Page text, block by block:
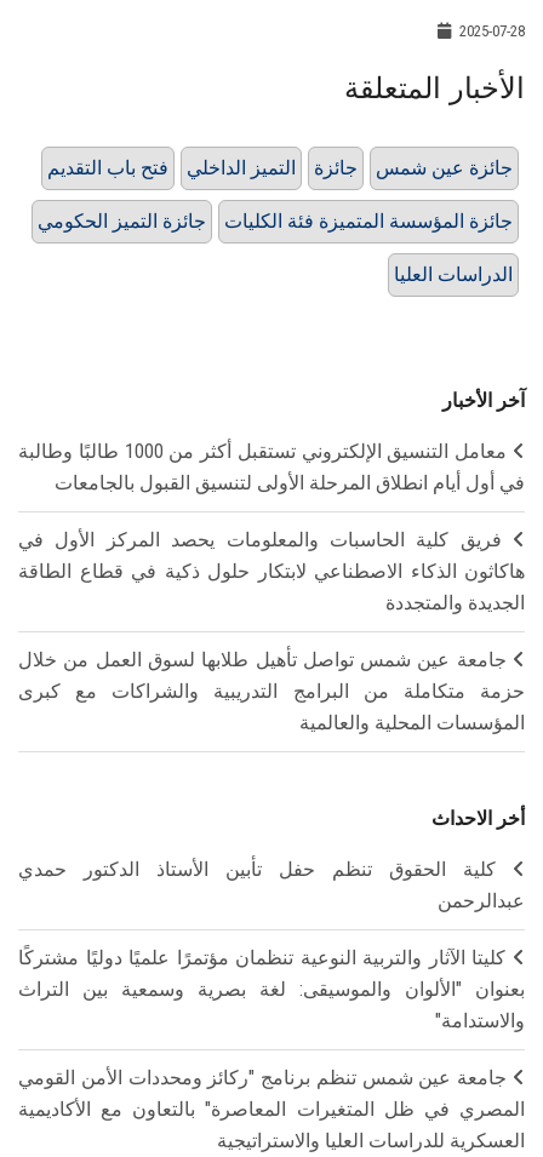
2025-07-28
الأخبار المتعلقة
فتح باب التقديم التميز الداخلي جائزة جائزة عين شمس
جائزة التميز الحكومي جائزة المؤسسة المتميزة فئة الكليات
الدراسات العليا
آخر الأخبار
معامل التنسيق الإلكتروني تستقبل أكثر من 1000 طالبًا وطالبة
في أول أيام انطلاق المرحلة الأولى لتنسيق القبول بالجامعات
فريق كلية الحاسبات والمعلومات يحصد المركز الأول في
هاكاثون الذكاء الاصطناعي لابتكار حلول ذكية في قطاع الطاقة
الجديدة والمتجددة
جامعة عين شمس تواصل تأهيل طلابها لسوق العمل من خلال
حزمة متكاملة من البرامج التدريبية والشراكات مع كبرى
المؤسسات المحلية والعالمية
أخر الاحداث
كلية الحقوق تنظم حفل تأبين الأستاذ الدكتور حمدي
عبدالرحمن
كليتا الآثار والتربية النوعية تنظمان مؤتمرًا علميًا دوليًا مشتركًا
بعنوان "الألوان والموسيقى: لغة بصرية وسمعية بين التراث
والاستدامة"
جامعة عين شمس تنظم برنامج "ركائز ومحددات الأمن القومي
المصري في ظل المتغيرات المعاصرة" بالتعاون مع الأكاديمية
العسكرية للدراسات العليا والاستراتيجية